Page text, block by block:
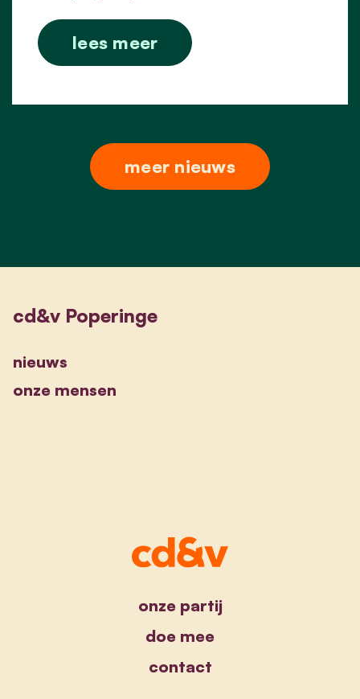
lees meer
meer nieuws
cd&v Poperinge
nieuws
onze mensen
onze partij
doe mee
contact